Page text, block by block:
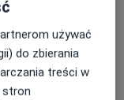
Twoje
używać
do zbierania
treści w
stron